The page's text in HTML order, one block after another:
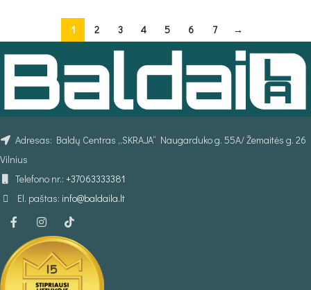
1 2 3 4 5 6 7 →
Adresas: Baldų Centras „SKRAJA“ Naugarduko g. 55A/ Žemaitės g. 26
Vilnius
Telefono nr.: +37063333381
El. paštas: info@baldaila.lt